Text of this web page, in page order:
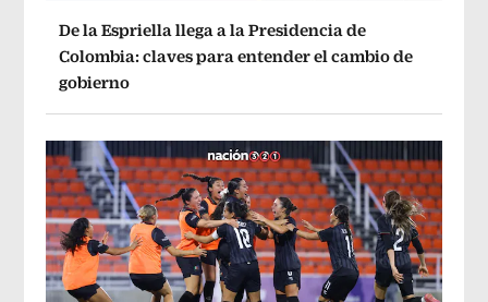
De la Espriella llega a la Presidencia de
Colombia: claves para entender el cambio de
gobierno